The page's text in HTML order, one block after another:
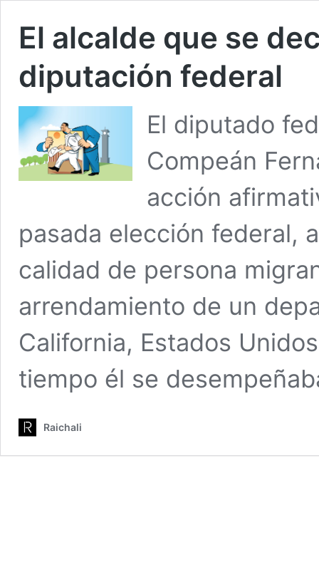
El alcalde que se
diputación federal
El diputado
Compeán
acción
pasada elección federal,
calidad de persona
arrendamiento de un
California, Estados
tiempo él se
Raichali